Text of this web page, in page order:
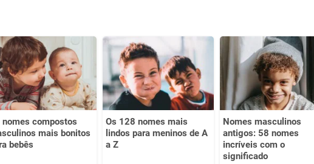
incorreta
que procuro
nomes compostos
mais bonitos
bebês
Os 128 nomes mais
lindos para meninos de A
a Z
Nomes masculinos
antigos: 58 nomes
incríveis com o
significado